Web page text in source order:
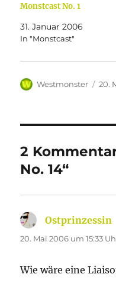
Monstcast No. 1
31. Januar 2006
In "Monstcast"
Autor
Westmonster 20.
2
No. 14“
Ostprinzessin
20. Mai 2006 um 15:33
Wie wäre eine